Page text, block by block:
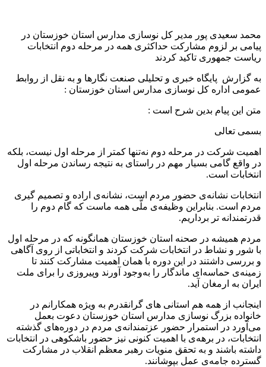
محمد سعیدی پور مدیر کل نوسازی مدارس استان خوزستان در
پیامی بر لزوم مشارکت حداکثری همه در مرحله دوم انتخابات
ریاست جمهوری تاکید کردند
به گزارش پایگاه خبری و تحلیلی صنعت نگارها و به نقل از روابط
عمومی اداره کل نوسازی مدارس استان خوزستان :
متن این پیام بدین شرح است :
بسمی تعالی
اهمیت شرکت در مرحله دوم نه‌تنها کمتر از مرحله اول نیست، بلکه
در واقع گامی بسیار مهم در راستای به نتیجه رساندن مرحله اول
انتخابات است.
انتخابات نشانه‌ی حضور مردم است، نشانه‌ی اراده و تصمیم گیری
مردم است. بنابراین وظیفه‌ی ملّی همه ماست که گام دوم را
قدرتمندانه تر برداریم.
مردم همیشه در صحنه استان خوزستان همانگونه که در مرحله اول
با شور و نشاط در انتخابات شرکت کردند و انتخاباتی از روی آگاهی
و بررسی داشتند در این دوره با همان اهمیت مشارکت کنند تا
زمینه‌ی حماسه‌ای ماندگار را به‌وجود آورند وپیروزی را برای ملت
ایران به ارمغان آید.
اینجانب از همه هم استانی های گرانقدرم به ویژه همکارانم در
خانواده بزرگ نوسازی مدارس استان خوزستان دعوت بعمل
می‌آورد در استمرار حضور عزتمندانه‌ی مردم در دوره‌های گذشته
انتخابات، در برهه‌ی با اهمیت کنونی نیز حضور باشکوهی در انتخابات
داشته باشند و به تحقق منویات رهبر معظم انقلاب در مشارکت
گسترده جامه‌ی عمل بپوشانند.